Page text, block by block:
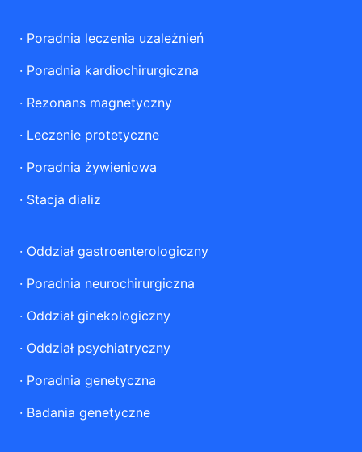
· Poradnia leczenia uzależnień
· Poradnia kardiochirurgiczna
· Rezonans magnetyczny
· Leczenie protetyczne
· Poradnia żywieniowa
· Stacja dializ
· Oddział gastroenterologiczny
· Poradnia neurochirurgiczna
· Oddział ginekologiczny
· Oddział psychiatryczny
· Poradnia genetyczna
· Badania genetyczne